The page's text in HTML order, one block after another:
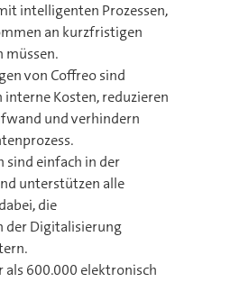
intelligenten Prozessen,
an kurzfristigen
müssen.
von Coffreo sind
interne Kosten, reduzieren
und verhindern
sind einfach in der
unterstützen alle
die
der Digitalisierung
600.000 elektronisch